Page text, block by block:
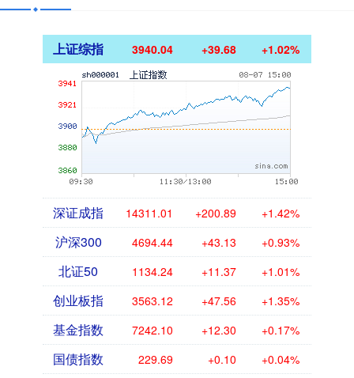
上证综指 3940.04 +39.68 +1.02%
深证成指 14311.01 +200.89 +1.42%
沪深300 4694.44 +43.13 +0.93%
北证50 1134.24 +11.37 +1.01%
创业板指 3563.12 +47.56 +1.35%
基金指数 7242.10 +12.30 +0.17%
国债指数 229.69 +0.10 +0.04%